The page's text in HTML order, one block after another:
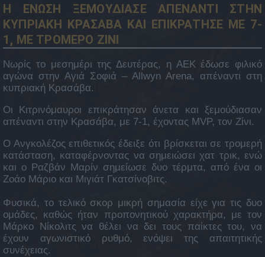
Η ΕΝΩΣΗ ΞΕΜΟΥΔΙΑΣΕ ΑΠΕΝΑΝΤΙ ΣΤΗΝ
ΚΥΠΡΙΑΚΗ ΚΡΑΣΑΒΑ ΚΑΙ ΕΠΙΚΡΑΤΗΣΕ ΜΕ 7-
1, ΜΕ ΤΡΟΜΕΡΟ ΖΙΝΙ
Νωρίς το μεσημέρι της Δευτέρας, η ΑΕΚ έδωσε φιλικό
αγώνα στην Αγιά Σοφιά – Allwyn Arena, απέναντι στη
κυπριακή Κρασάβα.
Οι Κιτρινόμαυροι επικράτησαν άνετα και ξεμούδιασαν
απέναντι στην Κρασάβα, με 7-1, έχοντας MVP, τον Ζίνι.
Ο Ανγκολέζος επιθετικός έδειξε ότι βρίσκεται σε τρομερή
κατάσταση, καταφέρνοντας να σημειώσει χατ τρικ, ενώ
και ο Ραζβάν Μαρίν σημείωσε δυο τέρμτα, από ένα οι
Ζοάο Μάριο και Μιγιάτ Γκατσίνοβιτς.
Φυσικά, το τελικό σκορ μικρή σημασία είχε για τις δυο
ομάδες, καθώς ήταν προπονητικού χαρακτήρα, με τον
Μάρκο Νίκολιτς να θέλει να δει τους παίκτες του, να
έχουν αγωνιστικό ρυθμό, ενόψει της απαιτητικής
συνέχειας.